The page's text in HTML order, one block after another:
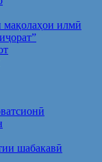
мақолаҳои илмӣ
шабакавӣ